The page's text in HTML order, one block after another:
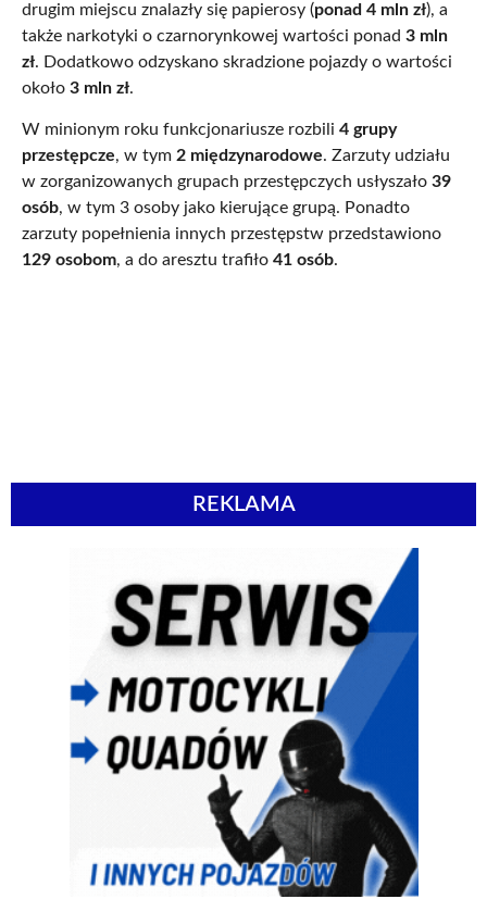
drugim miejscu znalazły się papierosy (ponad 4 mln zł), a
także narkotyki o czarnorynkowej wartości ponad 3 mln
zł. Dodatkowo odzyskano skradzione pojazdy o wartości
około 3 mln zł.
W minionym roku funkcjonariusze rozbili 4 grupy
przestępcze, w tym 2 międzynarodowe. Zarzuty udziału
w zorganizowanych grupach przestępczych usłyszało 39
osób, w tym 3 osoby jako kierujące grupą. Ponadto
zarzuty popełnienia innych przestępstw przedstawiono
129 osobom, a do aresztu trafiło 41 osób.
REKLAMA